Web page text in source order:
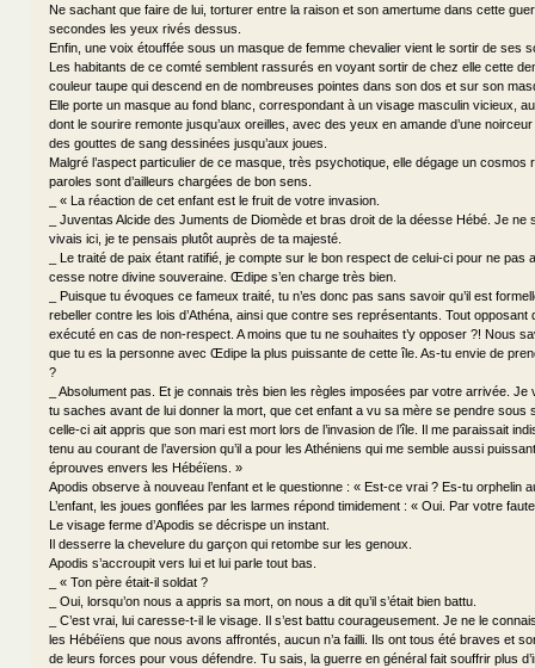
Ne sachant que faire de lui, torturer entre la raison et son amertume dans cette
secondes les yeux rivés dessus.
Enfin, une voix étouffée sous un masque de femme chevalier vient le sortir de ses
Les habitants de ce comté semblent rassurés en voyant sortir de chez elle cette
couleur taupe qui descend en de nombreuses pointes dans son dos et sur son
Elle porte un masque au fond blanc, correspondant à un visage masculin vicieux,
dont le sourire remonte jusqu’aux oreilles, avec des yeux en amande d’une
des gouttes de sang dessinées jusqu’aux joues.
Malgré l’aspect particulier de ce masque, très psychotique, elle dégage un cosmos
paroles sont d’ailleurs chargées de bon sens.
_ « La réaction de cet enfant est le fruit de votre invasion.
_ Juventas Alcide des Juments de Diomède et bras droit de la déesse Hébé. Je ne
vivais ici, je te pensais plutôt auprès de ta majesté.
_ Le traité de paix étant ratifié, je compte sur le bon respect de celui-ci pour ne pas
cesse notre divine souveraine. Œdipe s’en charge très bien.
_ Puisque tu évoques ce fameux traité, tu n’es donc pas sans savoir qu’il est
rebeller contre les lois d’Athéna, ainsi que contre ses représentants. Tout opposant
exécuté en cas de non-respect. A moins que tu ne souhaites t’y opposer ?! Nous
que tu es la personne avec Œdipe la plus puissante de cette île. As-tu envie de
?
_ Absolument pas. Et je connais très bien les règles imposées par votre arrivée. Je
tu saches avant de lui donner la mort, que cet enfant a vu sa mère se pendre sous
celle-ci ait appris que son mari est mort lors de l’invasion de l’île. Il me paraissait
tenu au courant de l’aversion qu’il a pour les Athéniens qui me semble aussi
éprouves envers les Hébéïens. »
Apodis observe à nouveau l’enfant et le questionne : « Est-ce vrai ? Es-tu orphelin
L’enfant, les joues gonflées par les larmes répond timidement : « Oui. Par votre
Le visage ferme d’Apodis se décrispe un instant.
Il desserre la chevelure du garçon qui retombe sur les genoux.
Apodis s’accroupit vers lui et lui parle tout bas.
_ « Ton père était-il soldat ?
_ Oui, lorsqu’on nous a appris sa mort, on nous a dit qu’il s’était bien battu.
_ C’est vrai, lui caresse-t-il le visage. Il s’est battu courageusement. Je ne le
les Hébéïens que nous avons affrontés, aucun n’a failli. Ils ont tous été braves et
de leurs forces pour vous défendre. Tu sais, la guerre en général fait souffrir plus